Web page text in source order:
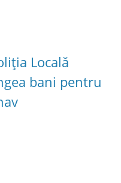
Locală
bani pentru